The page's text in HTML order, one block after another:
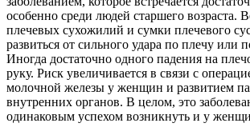
особенно среди людей старшего возраста.
плечевых сухожилий и сумки плечевого
развиться от сильного удара по плечу или
Иногда достаточно одного падения на
руку. Риск увеличивается в связи с
молочной железы у женщин и развитием
внутренних органов. В целом, это
одинаковым успехом возникнуть и у